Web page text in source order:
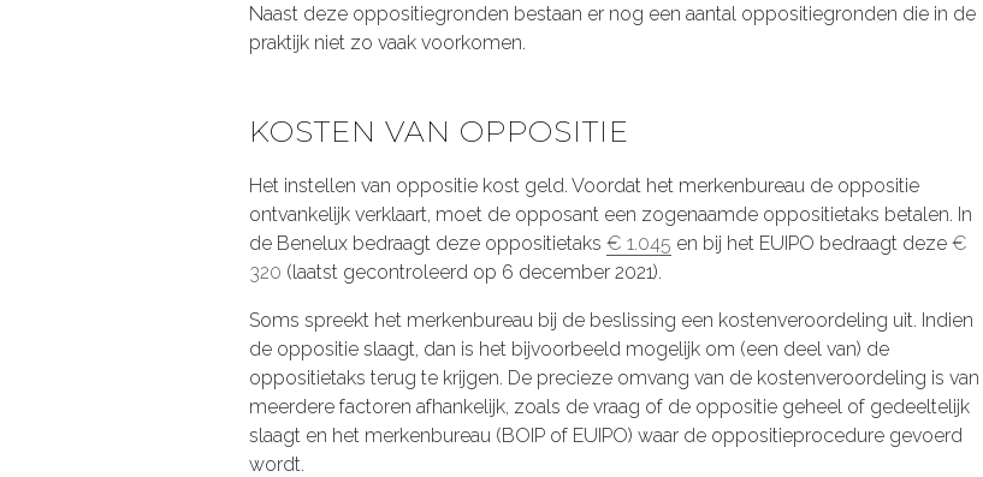
Naast deze oppositiegronden bestaan er nog een aantal oppositiegronden die in de
praktijk niet zo vaak voorkomen.
KOSTEN VAN OPPOSITIE
Het instellen van oppositie kost geld. Voordat het merkenbureau de oppositie
ontvankelijk verklaart, moet de opposant een zogenaamde oppositietaks betalen. In
de Benelux bedraagt deze oppositietaks€ 1.045 en bij het EUIPO bedraagt deze€
320 (laatst gecontroleerd op 6 december 2021).
Soms spreekt het merkenbureau bij de beslissing een kostenveroordeling uit. Indien
de oppositie slaagt, dan is het bijvoorbeeld mogelijk om (een deel van) de
oppositietaks terug te krijgen. De precieze omvang van de kostenveroordeling is van
meerdere factoren afhankelijk, zoals de vraag of de oppositie geheel of gedeeltelijk
slaagt en het merkenbureau (BOIP of EUIPO) waar de oppositieprocedure gevoerd
wordt.